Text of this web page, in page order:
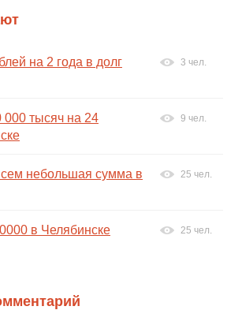
на 2 года в долг
3 чел.
тысяч на 24
9 чел.
небольшая сумма в
25 чел.
в Челябинске 25 чел.